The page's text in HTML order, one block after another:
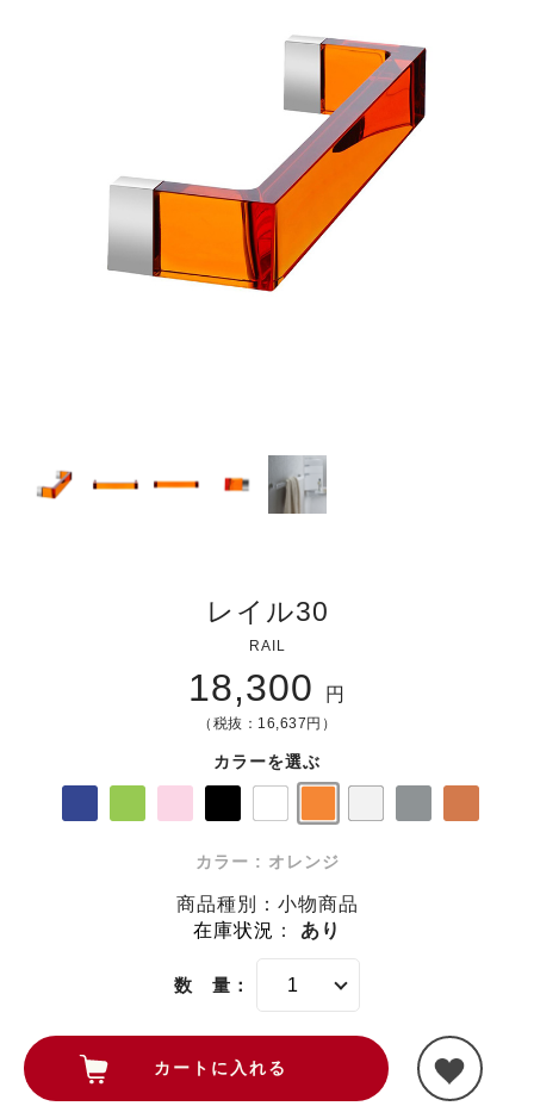
レイル30
RAIL
18,300 円
（税抜：16,637円）
カラーを選ぶ
カラー : オレンジ
商品種別：小物商品
在庫状況 ： あり
数 量：